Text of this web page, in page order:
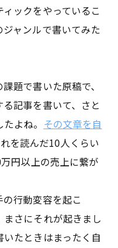
ックをやっているこ
ャンルで書いてみた
題で書いた原稿で、
記事を書いて、さと
よね。 その文章を自
を読んだ10人くらい
円以上の売上に繋が
行動変容を起こ
さにそれが起きまし
たときはまったく自